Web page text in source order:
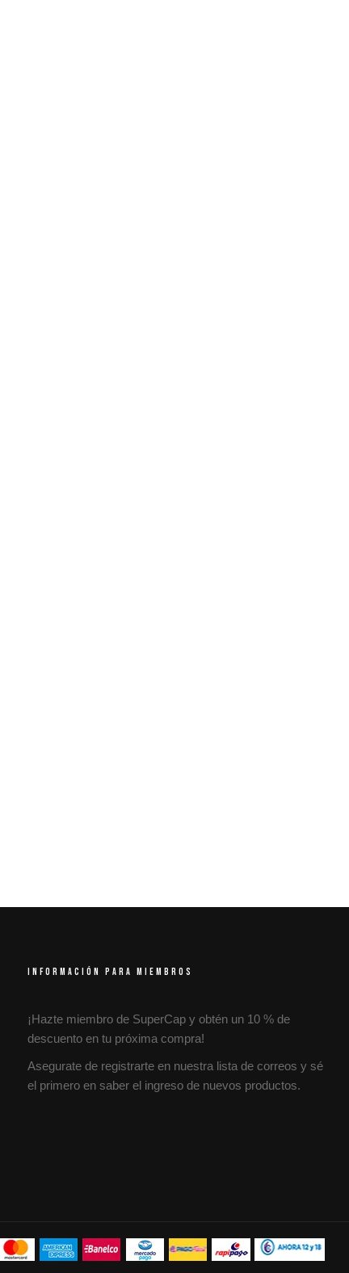
INFORMACIÓN PARA MIEMBROS
¡Hazte miembro de SuperCap y obtén un 10 % de
descuento en tu próxima compra!
Asegurate de registrarte en nuestra lista de correos y sé
el primero en saber el ingreso de nuevos productos.